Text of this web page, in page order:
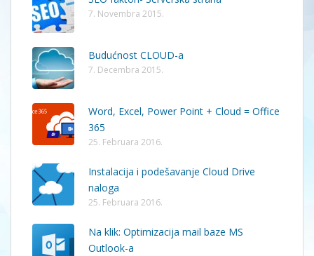
7. Novembra 2015.
Budućnost CLOUD-a
7. Decembra 2015.
Word, Excel, Power Point + Cloud = Office
365
25. Februara 2016.
Instalacija i podešavanje Cloud Drive
naloga
25. Februara 2016.
Na klik: Optimizacija mail baze MS
Outlook-a